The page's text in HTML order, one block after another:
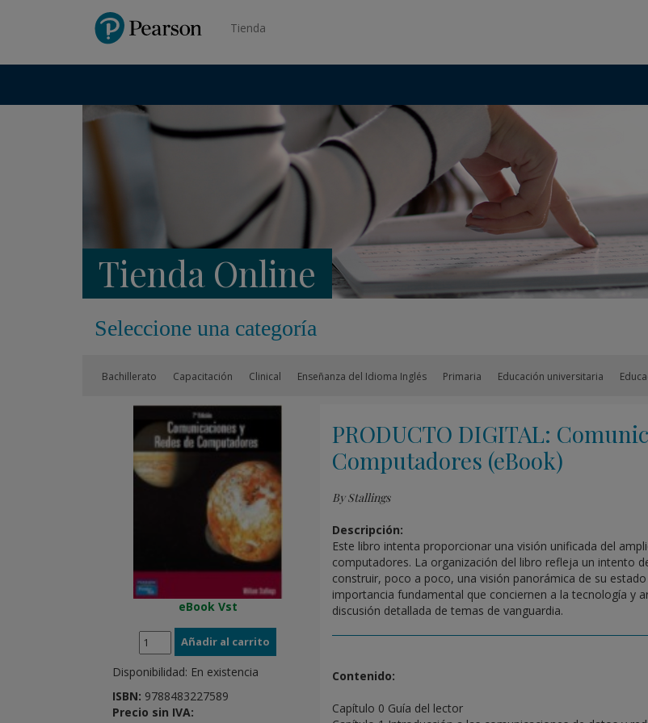
PearsonTienda
Tienda Online
Seleccione una categoría
Bachillerato Capacitación Clinical Enseñanza del Idioma Inglés Primaria Educación universitaria
eBook Vst
Disponibilidad: En existencia
ISBN: 9788483227589
Precio sin IVA:
PRODUCTO DIGITAL:
Computadores (eBook)
By Stallings
Descripción:
Este libro intenta proporcionar una visión unificada del
computadores. La organización del libro refleja un intento
construir, poco a poco, una visión panorámica de su
importancia fundamental que conciernen a la tecnología y
discusión detallada de temas de vanguardia.
Contenido:
Capítulo 0 Guía del lector